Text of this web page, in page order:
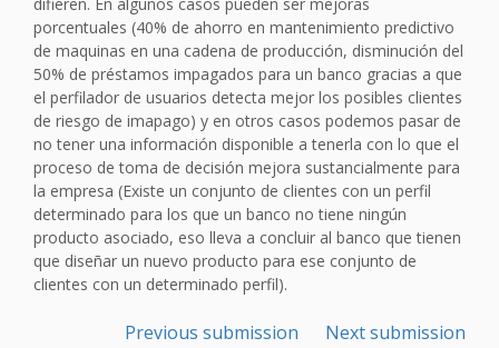
porcentuales (40% de ahorro en mantenimiento predictivo
de maquinas en una cadena de producción, disminución del
50% de préstamos impagados para un banco gracias a que
el perfilador de usuarios detecta mejor los posibles clientes
de riesgo de imapago) y en otros casos podemos pasar de
no tener una información disponible a tenerla con lo que el
proceso de toma de decisión mejora sustancialmente para
la empresa (Existe un conjunto de clientes con un perfil
determinado para los que un banco no tiene ningún
producto asociado, eso lleva a concluir al banco que tienen
que diseñar un nuevo producto para ese conjunto de
clientes con un determinado perfil).
Previous submission Next submission